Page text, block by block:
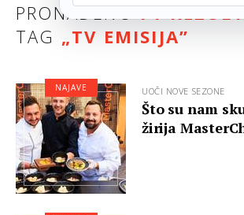
PRONAĐENO71
TAG „TV EMISIJA”
UOČI NOVE SEZONE
Što su nam
žirija
NAJAVE